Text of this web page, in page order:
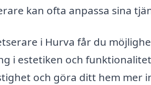
kan ofta anpassa sina
i Hurva får du
i estetiken och
och göra ditt hem mer